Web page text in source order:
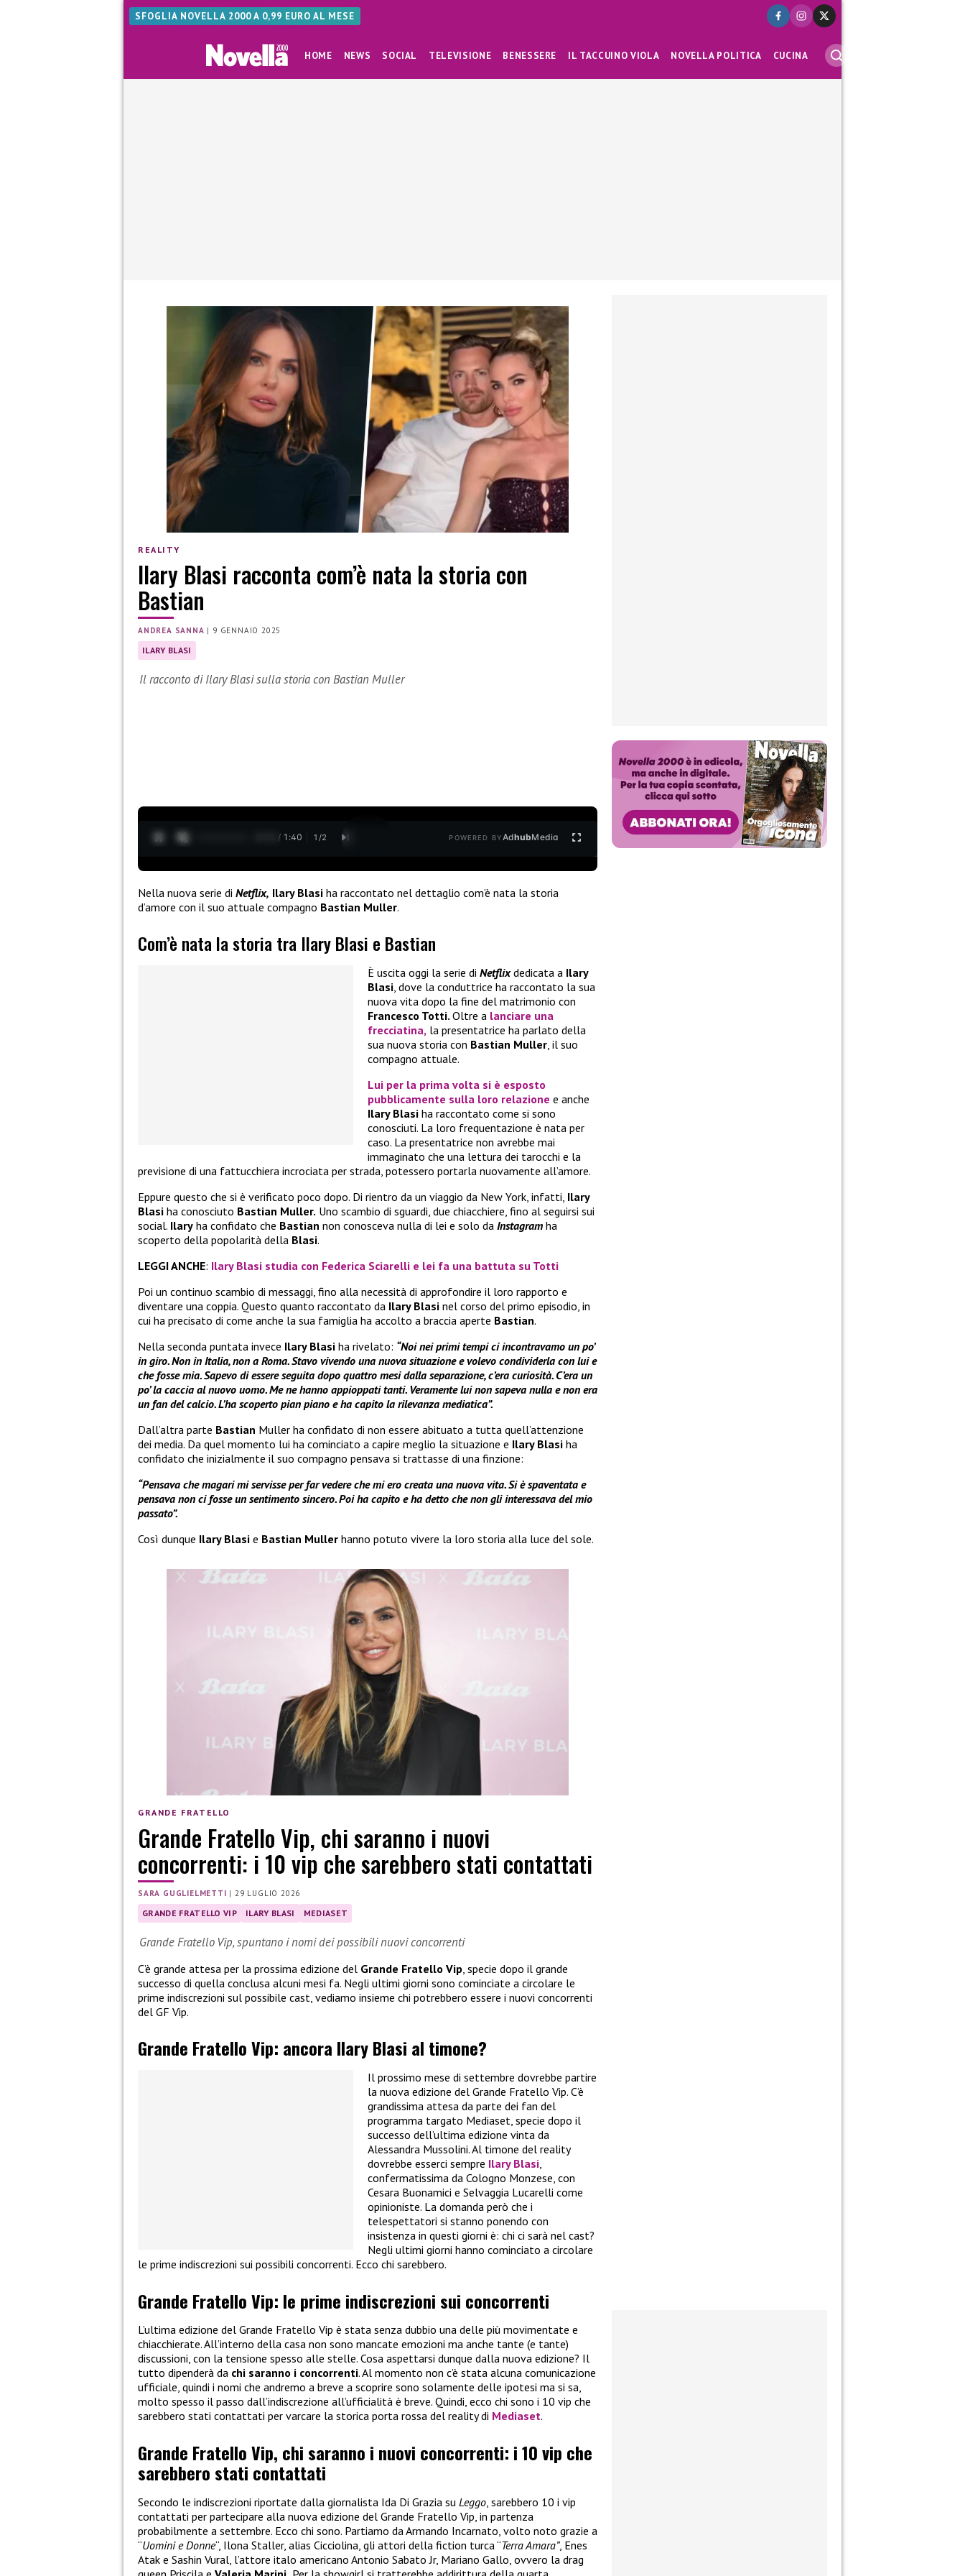
SFOGLIA NOVELLA 2000 A 0,99 EURO AL MESE
HOME NEWS SOCIAL TELEVISIONE BENESSERE IL TACCUINO VIOLA NOVELLA POLITICA CUCINA
REALITY
Ilary Blasi racconta com’è nata la storia con
Bastian
ANDREA SANNA | 9 GENNAIO 2025
ILARY BLASI
Il racconto di Ilary Blasi sulla storia con Bastian Muller
0:13 / 1:40 1 /2 POWERED BYAdhubMedia
Nella nuova serie di Netflix, Ilary Blasi ha raccontato nel dettaglio com’è nata la storia
d’amore con il suo attuale compagno Bastian Muller.
Com’è nata la storia tra Ilary Blasi e Bastian
È uscita oggi la serie di Netflixdedicata a Ilary
Blasi, dove la conduttrice ha raccontato la sua
nuova vita dopo la fine del matrimonio con
Francesco Totti. Oltre a lanciare una
frecciatina, la presentatrice ha parlato della
sua nuova storia con Bastian Muller, il suo
compagno attuale.
Lui per la prima volta si è esposto
pubblicamente sulla loro relazione e anche
Ilary Blasi ha raccontato come si sono
conosciuti. La loro frequentazione è nata per
caso. La presentatrice non avrebbe mai
immaginato che una lettura dei tarocchi e la
previsione di una fattucchiera incrociata per strada, potessero portarla nuovamente all’amore.
Eppure questo che si è verificato poco dopo. Di rientro da un viaggio da New York, infatti, Ilary
Blasi ha conosciuto Bastian Muller. Uno scambio di sguardi, due chiacchiere, fino al seguirsi sui
social. Ilary ha confidato che Bastian non conosceva nulla di lei e solo da Instagram ha
scoperto della popolarità della Blasi.
LEGGI ANCHE: Ilary Blasi studia con Federica Sciarelli e lei fa una battuta su Totti
Poi un continuo scambio di messaggi, fino alla necessità di approfondire il loro rapporto e
diventare una coppia. Questo quanto raccontato da Ilary Blasi nel corso del primo episodio, in
cui ha precisato di come anche la sua famiglia ha accolto a braccia aperte Bastian.
Nella seconda puntata invece Ilary Blasi ha rivelato: “Noi nei primi tempi ci incontravamo un po’
in giro. Non in Italia, non a Roma. Stavo vivendo una nuova situazione e volevo condividerla con lui e
che fosse mia. Sapevo di essere seguita dopo quattro mesi dalla separazione, c’era curiosità. C’era un
po’ la caccia al nuovo uomo. Me ne hanno appioppati tanti. Veramente lui non sapeva nulla e non era
un fan del calcio. L’ha scoperto pian piano e ha capito la rilevanza mediatica”.
Dall’altra parte Bastian Muller ha confidato di non essere abituato a tutta quell’attenzione
dei media. Da quel momento lui ha cominciato a capire meglio la situazione e Ilary Blasi ha
confidato che inizialmente il suo compagno pensava si trattasse di una finzione:
“Pensava che magari mi servisse per far vedere che mi ero creata una nuova vita. Si è spaventata e
pensava non ci fosse un sentimento sincero. Poi ha capito e ha detto che non gli interessava del mio
passato”.
Così dunque Ilary Blasi e Bastian Muller hanno potuto vivere la loro storia alla luce del sole.
GRANDE FRATELLO
Grande Fratello Vip, chi saranno i nuovi
concorrenti: i 10 vip che sarebbero stati contattati
SARA GUGLIELMETTI |29 LUGLIO 2026
GRANDE FRATELLO VIP ILARY BLASI MEDIASET
Grande Fratello Vip, spuntano i nomi dei possibili nuovi concorrenti
C’è grande attesa per la prossima edizione del Grande Fratello Vip, specie dopo il grande
successo di quella conclusa alcuni mesi fa. Negli ultimi giorni sono cominciate a circolare le
prime indiscrezioni sul possibile cast, vediamo insieme chi potrebbero essere i nuovi concorrenti
del GF Vip.
Grande Fratello Vip: ancora Ilary Blasi al timone?
Il prossimo mese di settembre dovrebbe partire
la nuova edizione del Grande Fratello Vip. C’è
grandissima attesa da parte dei fan del
programma targato Mediaset, specie dopo il
successo dell’ultima edizione vinta da
Alessandra Mussolini. Al timone del reality
dovrebbe esserci sempre Ilary Blasi,
confermatissima da Cologno Monzese, con
Cesara Buonamici e Selvaggia Lucarelli come
opinioniste. La domanda però che i
telespettatori si stanno ponendo con
insistenza in questi giorni è: chi ci sarà nel cast?
Negli ultimi giorni hanno cominciato a circolare
le prime indiscrezioni sui possibili concorrenti. Ecco chi sarebbero.
Grande Fratello Vip: le prime indiscrezioni sui concorrenti
L’ultima edizione del Grande Fratello Vip è stata senza dubbio una delle più movimentate e
chiacchierate. All’interno della casa non sono mancate emozioni ma anche tante (e tante)
discussioni, con la tensione spesso alle stelle. Cosa aspettarsi dunque dalla nuova edizione? Il
tutto dipenderà da chi saranno i concorrenti. Al momento non c’è stata alcuna comunicazione
ufficiale, quindi i nomi che andremo a breve a scoprire sono solamente delle ipotesi ma si sa,
molto spesso il passo dall’indiscrezione all’ufficialità è breve. Quindi, ecco chi sono i 10 vip che
sarebbero stati contattati per varcare la storica porta rossa del reality di Mediaset.
Grande Fratello Vip, chi saranno i nuovi concorrenti: i 10 vip che
sarebbero stati contattati
Secondo le indiscrezioni riportate dalla giornalista Ida Di Grazia su Leggo , sarebbero 10 i vip
contattati per partecipare alla nuova edizione del Grande Fratello Vip, in partenza
probabilmente a settembre. Ecco chi sono. Partiamo da Armando Incarnato, volto noto grazie a
“Uomini e Donne“, Ilona Staller, alias Cicciolina, gli attori della fiction turca “Terra Amara”, Enes
Atak e Sashin Vural, l’attore italo americano Antonio Sabato Jr, Mariano Gallo, ovvero la drag